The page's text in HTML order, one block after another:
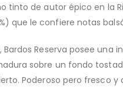
tinto de autor épico en la
que le confiere notas
Reserva posee
sobre un fondo
Poderoso pero fresco